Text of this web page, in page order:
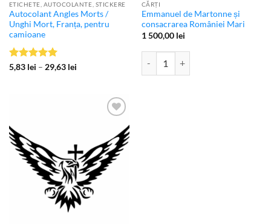
ETICHETE, AUTOCOLANTE, STICKERE
Autocolant Angles Morts /
Unghi Mort, Franța, pentru
camioane
Evaluat la
5,83 lei – 29,63 leiInterval
29,63 lei
CĂRȚI
Emmanuel de Martonne și
consacrarea României Mari
1 500,00 lei
favorite